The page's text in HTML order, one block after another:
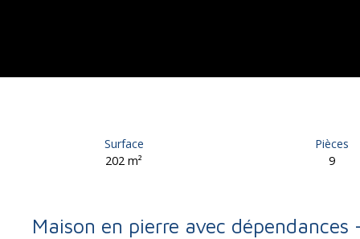
Surface
202 m²
Pièces
9
Maison en pierre avec dépendances